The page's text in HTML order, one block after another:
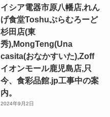
イシア電器市原八幡店,れん
げ食堂Toshuぷらむろーど
杉田店(東
秀),MongTeng(Una
casita(おなかすいた),Zoff
イオンモール鹿児島店,只
今、食彩品館.jp工事中の案
内。
2024年9月2日